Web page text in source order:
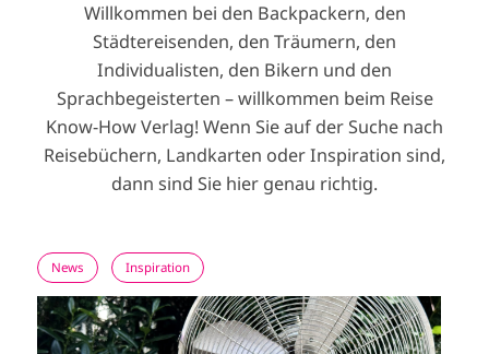
Willkommen bei den Backpackern, den
Städtereisenden, den Träumern, den
Individualisten, den Bikern und den
Sprachbegeisterten –willkommen beim Reise
Know-How Verlag! Wenn Sie auf der Suche nach
Reisebüchern, Landkarten oder Inspiration sind,
dann sind Sie hier genau richtig.
News Inspiration
I
m
a